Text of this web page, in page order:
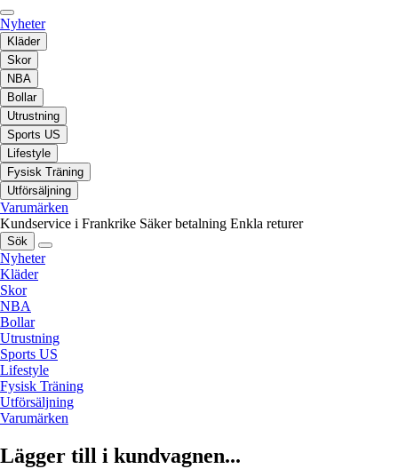
Nyheter
Kläder
Skor
NBA
Bollar
Utrustning
Sports US
Lifestyle
Fysisk Träning
Utförsäljning
Varumärken
Kundservice i Frankrike Säker betalning Enkla returer
Sök
Nyheter
Kläder
Skor
NBA
Bollar
Utrustning
Sports US
Lifestyle
Fysisk Träning
Utförsäljning
Varumärken
Lägger till i kundvagnen...